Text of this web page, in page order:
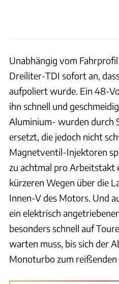
Unabhängig vom
Dreiliter-TDI sofort an,
aufpoliert wurde. Ein 48-
ihn schnell und
Aluminium- wurden durch
ersetzt, die jedoch nicht
Magnetventil-Injektoren
zu achtmal pro Arbeitstakt
kürzeren Wegen über die
Innen-V des Motors. Und
ein elektrisch
besonders schnell auf
warten muss, bis sich der
Monoturbo zum